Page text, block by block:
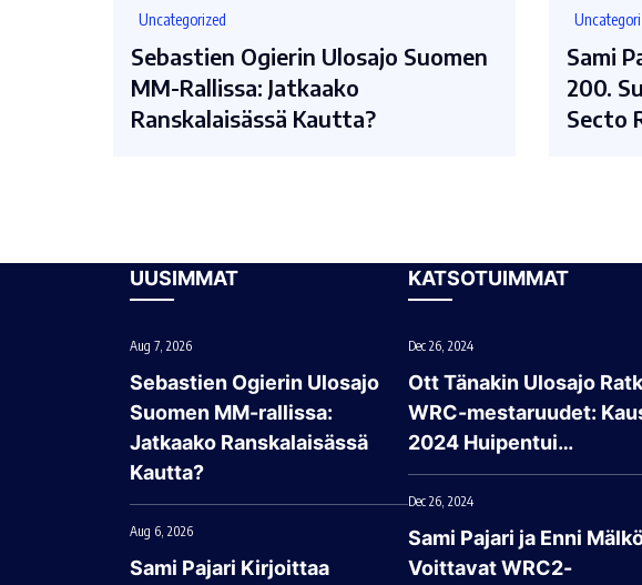
Uncategorized
Sebastien Ogierin Ulosajo Suomen
MM-Rallissa: Jatkaako
Ranskalaisässä Kautta?
Sami
200.
Secto
UUSIMMAT
Aug 7, 2026
Sebastien Ogierin Ulosajo
Suomen MM-rallissa:
Jatkaako Ranskalaisässä
Kautta?
Aug 6, 2026
Sami Pajari Kirjoittaa
KATSOTUIMMAT
Dec 26, 2024
Ott Tänakin Ulosajo
WRC-mestaruudet:
2024 Huipentui…
Dec 26, 2024
Sami Pajari ja Enni
Voittavat WRC2-